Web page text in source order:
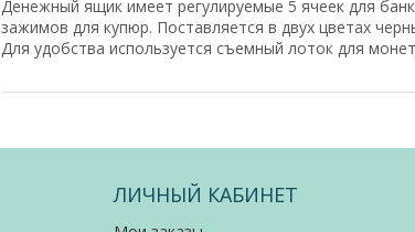
Денежный ящик имеет регулируемые 5 ячеек для
зажимов для купюр. Поставляется в двух цветах
Для удобства используется съемный лоток для
ЛИЧНЫЙ КАБИНЕТ